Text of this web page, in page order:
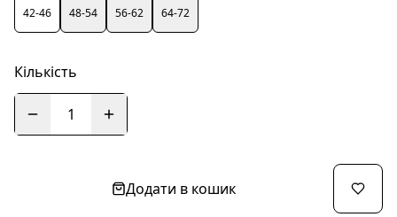
42-46 48-54 56-62 64-72
Кількість
1
Додати в кошик